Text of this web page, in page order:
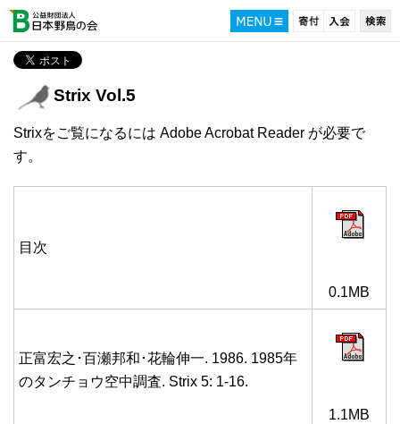
Strix Vol.5
Strixをご覧になるには Adobe Acrobat Reader が必要で
す。
目次
0.1MB
正富宏之･百瀬邦和･花輪伸一. 1986. 1985年
のタンチョウ空中調査. Strix 5: 1-16.
1.1MB